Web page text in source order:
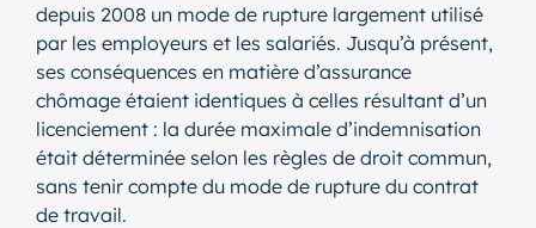
depuis 2008 un mode de rupture largement utilisé
par les employeurs et les salariés. Jusqu’à présent,
ses conséquences en matière d’assurance
chômage étaient identiques à celles résultant d’un
licenciement : la durée maximale d’indemnisation
était déterminée selon les règles de droit commun,
sans tenir compte du mode de rupture du contrat
de travail.